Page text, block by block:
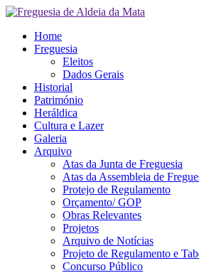
Home
Freguesia
Eleitos
Dados Gerais
Historial
Património
Heráldica
Cultura e Lazer
Galeria
Arquivo
Atas da Junta de Freguesia
Atas da Assembleia de
Protejo de Regulamento
Orçamento/ GOP
Obras Relevantes
Projetos
Arquivo de Notícias
Projeto de Regulamento e
Concurso Público